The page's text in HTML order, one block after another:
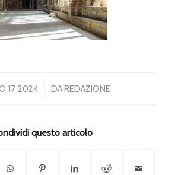
17, 2024
/ DAREDAZIONE
questo articolo